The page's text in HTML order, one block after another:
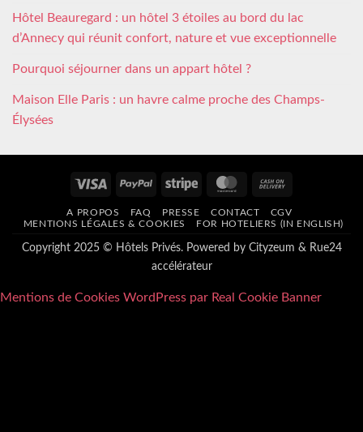
Hôtel Beauregard : un hôtel 3 étoiles au bord du lac
d’Annecy qui réunit confort, nature et vue exceptionnelle
Pourquoi séjourner dans un appart hôtel ?
Maison Elle Paris : un havre calme proche des Champs-
Élysées
Visa PayPal Stripe MasterCard
Delivery
A PROPOS FAQ PRESSE CONTACT
CGV
MENTIONS LÉGALES & COOKIES
FOR HOTELIERS (IN ENGLISH)
Copyright 2025 © Hôtels Privés. Powered by Cityzeum & Rue24
accélérateur
Mentions de Cookies WordPress par Real Cookie Banner